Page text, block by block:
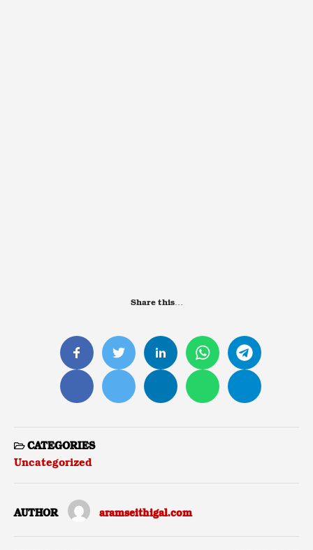
Share this…
CATEGORIES
Uncategorized
AUTHOR aramseithigal.com